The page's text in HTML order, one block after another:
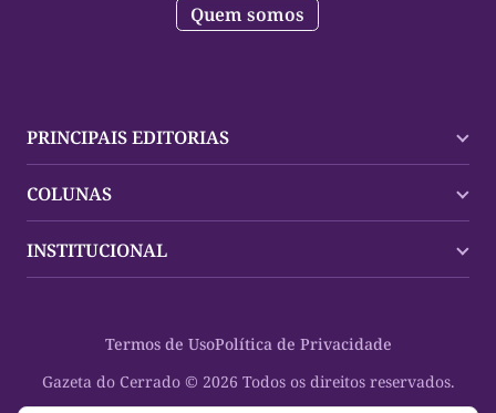
Quem somos
PRINCIPAIS EDITORIAS
Palmas
Mundo
Oportunidades
Cultura
Saúde
COLUNAS
Policial
Planeta Vivo
Espaço Cidadania
Turistando Gazeta
INSTITUCIONAL
Gazeta do Cerrado © 2026 Todos os direitos reservados.
Termos de UsoPolítica de Privacidade